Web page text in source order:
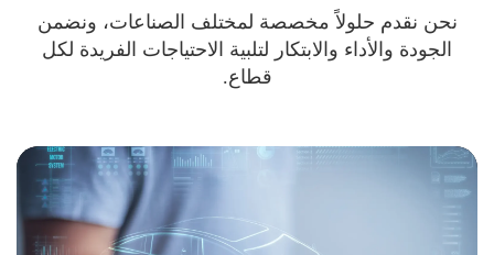
نحن نقدم حلولاً مخصصة لمختلف الصناعات، ونضمن
الجودة والأداء والابتكار لتلبية الاحتياجات الفريدة لكل
قطاع.